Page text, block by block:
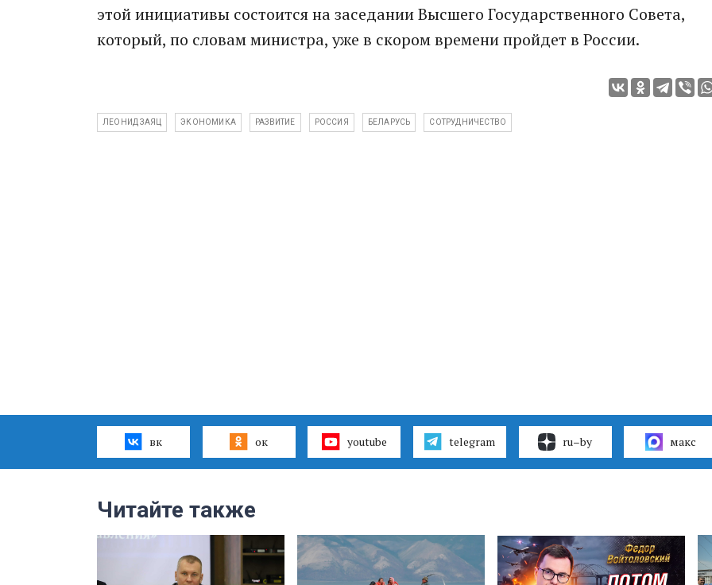
этой инициативы состоится на заседании Высшего Государственного Совета,
который, по словам министра, уже в скором времени пройдет в России.
ЛЕОНИД ЗАЯЦ ЭКОНОМИКА РАЗВИТИЕ РОССИЯ БЕЛАРУСЬ СОТРУДНИЧЕСТВО
вк ок youtube telegram ru–by макс
Читайте также